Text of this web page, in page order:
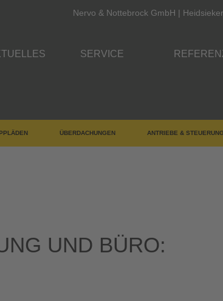
Nervo & Nottebrock GmbH |
SERVICE
ÜBERDACHUNGEN ANTRIEBE &
UND BÜRO: